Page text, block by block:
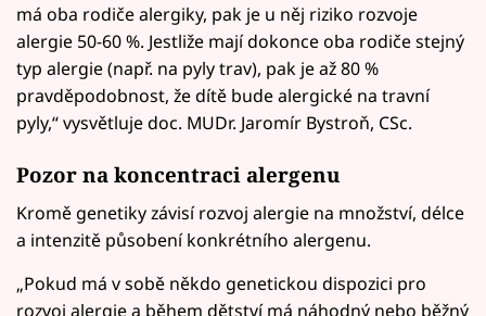
má oba rodiče alergiky, pak je u něj riziko rozvoje
alergie 50-60 %. Jestliže mají dokonce oba rodiče stejný
typ alergie (např. na pyly trav), pak je až 80 %
pravděpodobnost, že dítě bude alergické na travní
pyly,“ vysvětluje doc. MUDr. Jaromír Bystroň, CSc.
Pozor na koncentraci alergenu
Kromě genetiky závisí rozvoj alergie na množství, délce
a intenzitě působení konkrétního alergenu.
„Pokud má v sobě někdo genetickou dispozici pro
rozvoj alergie a během dětství má náhodný nebo běžný